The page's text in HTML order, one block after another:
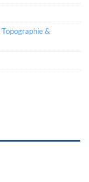
Topographie &